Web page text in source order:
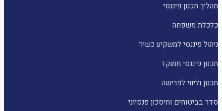
תהליך תכנון פיננסי
כלכלת משפחה
ניהול פיננסי למשקיע כשיר
תכנון פיננסי ממוקד
תכנון וליווי לפרישה
סדר בביטוחים וחיסכון פנסיוני